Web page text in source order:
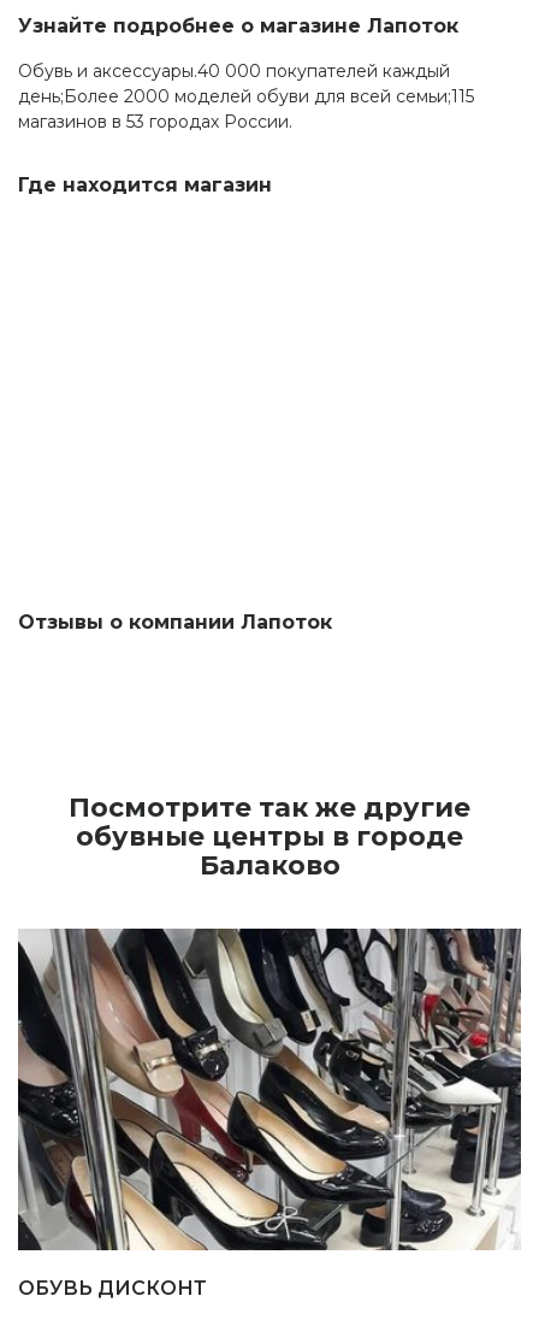
Узнайте подробнее о магазине Лапоток
Обувь и аксессуары.40 000 покупателей каждый
день;Более 2000 моделей обуви для всей семьи;115
магазинов в 53 городах России.
Где находится магазин
Отзывы о компании Лапоток
Посмотрите так же другие
обувные центры в городе
Балаково
ОБУВЬ ДИСКОНТ